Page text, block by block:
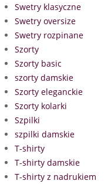
Swetry klasyczne
Swetry oversize
Swetry rozpinane
Szorty
Szorty basic
szorty damskie
Szorty eleganckie
Szorty kolarki
Szpilki
szpilki damskie
T-shirty
T-shirty damskie
T-shirty z nadrukiem